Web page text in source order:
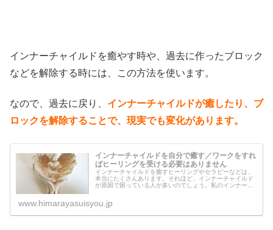
インナーチャイルドを癒やす時や、過去に作ったブロック
などを解除する時には、この方法を使います。
なので、過去に戻り、 インナーチャイルドが癒したり、ブ
ロックを解除することで、現実でも変化があります。
インナーチャイルドを自分で癒す／ワークをすれ
ばヒーリングを受ける必要はありません
インナーチャイルドを癒すヒーリングやセラピーなどは、
本当にたくさんあります。それほど、インナーチャイルド
が原因で困っている人が多いのでしょう。私のインナーチ
www.himarayasuisyou.jp